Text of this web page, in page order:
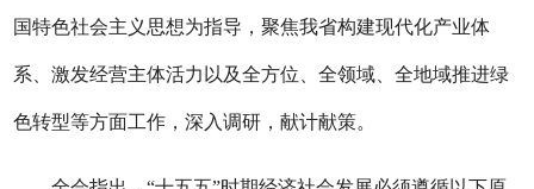
国特色社会主义思想为指导，聚焦我省构建现代化产业体
系、激发经营主体活力以及全方位、全领域、全地域推进绿
色转型等方面工作，深入调研，献计献策。